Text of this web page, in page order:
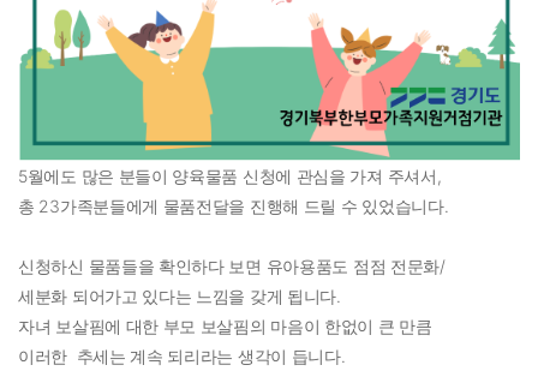
5월에도 많은 분들이 양육물품 신청에 관심을 가져 주셔서,
총 23가족분들에게 물품전달을 진행해 드릴 수 있었습니다.
신청하신 물품들을 확인하다 보면 유아용품도 점점 전문화/
세분화 되어가고 있다는 느낌을 갖게 됩니다.
자녀 보살핌에 대한 부모 보살핌의 마음이 한없이 큰 만큼
이러한 추세는 계속 되리라는 생각이 듭니다.